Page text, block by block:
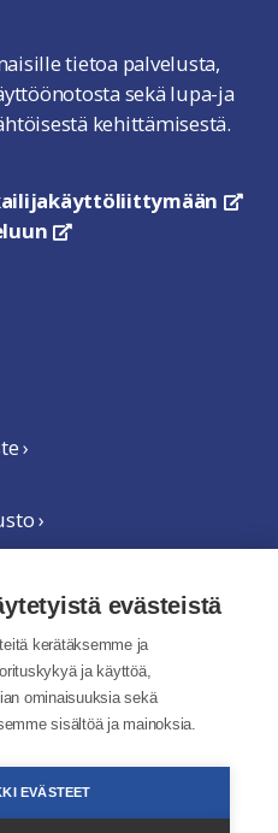
tietoa palvelusta,
sekä lupa-ja
kehittämisestä.
linkki avautuu uuteen
›
›
evästeistä
kerätäksemme ja
ja käyttöä,
ominaisuuksia sekä
sisältöä ja mainoksia.
EVÄSTEET